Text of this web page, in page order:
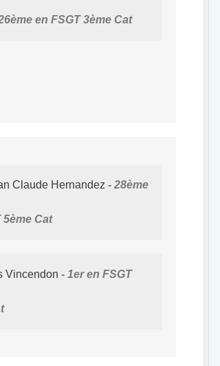
en FSGT 3ème Cat
Claude Hernandez 28ème
5ème Cat
Vincendon 1er en FSGT